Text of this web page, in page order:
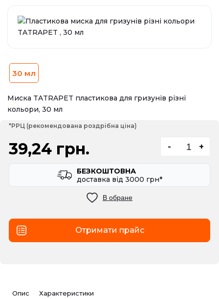
30 мл
Миска TATRAPET пластикова для гризунів різні
кольори, 30 мл
39,24 грн. - +
*РРЦ (рекомендована роздрібна ціна)
БЕЗКОШТОВНА
доставка вiд 3000 грн*
В обране
Отримати прайс
Опис Характеристики